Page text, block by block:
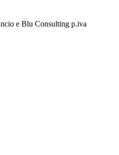
e Blu Consulting p.iva